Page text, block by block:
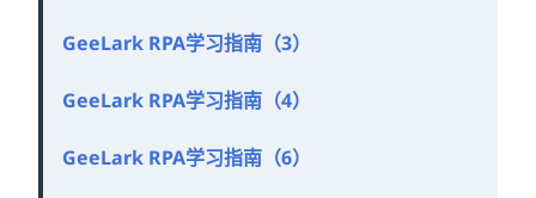
GeeLark RPA学习指南（3）
GeeLark RPA学习指南（4）
GeeLark RPA学习指南（6）